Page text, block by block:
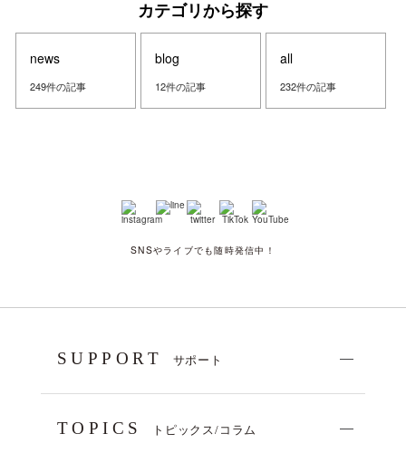
カテゴリから探す
news
249件の記事
blog
12件の記事
all
232件の記事
SNSやライブでも随時発信中！
SUPPORT サポート
TOPICS トピックス/コラム